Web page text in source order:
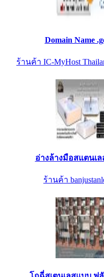
Domain Name
ร้านค้า IC-MyHost
อ่างล้างมือสแตนเ
ร้านค้า